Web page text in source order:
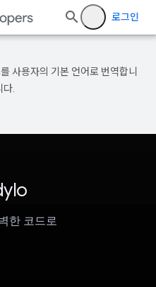
로그인
사용자의 기본 언어로 번역합니
.
한 코드로